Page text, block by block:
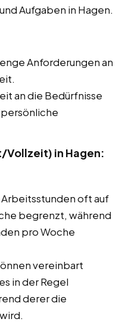
Aufgaben in Hagen.
Anforderungen an
an die Bedürfnisse
Vollzeit) in Hagen:
oft auf
begrenzt, während
pro Woche
vereinbart
in der Regel
derer die